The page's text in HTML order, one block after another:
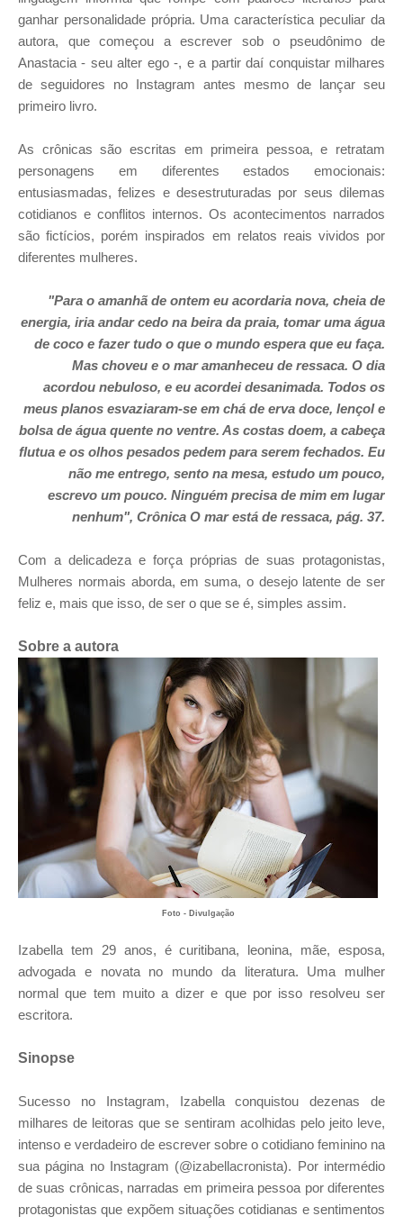
ganhar personalidade própria. Uma característica peculiar da
autora, que começou a escrever sob o pseudônimo de
Anastacia - seu alter ego -, e a partir daí conquistar milhares
de seguidores no Instagram antes mesmo de lançar seu
primeiro livro.
As crônicas são escritas em primeira pessoa, e retratam
personagens em diferentes estados emocionais:
entusiasmadas, felizes e desestruturadas por seus dilemas
cotidianos e conflitos internos. Os acontecimentos narrados
são fictícios, porém inspirados em relatos reais vividos por
diferentes mulheres.
"Para o amanhã de ontem eu acordaria nova, cheia de
energia, iria andar cedo na beira da praia, tomar uma água
de coco e fazer tudo o que o mundo espera que eu faça.
Mas choveu e o mar amanheceu de ressaca. O dia
acordou nebuloso, e eu acordei desanimada. Todos os
meus planos esvaziaram-se em chá de erva doce, lençol e
bolsa de água quente no ventre. As costas doem, a cabeça
flutua e os olhos pesados pedem para serem fechados. Eu
não me entrego, sento na mesa, estudo um pouco,
escrevo um pouco. Ninguém precisa de mim em lugar
nenhum", Crônica O mar está de ressaca, pág. 37.
Com a delicadeza e força próprias de suas protagonistas,
Mulheres normais aborda, em suma, o desejo latente de ser
feliz e, mais que isso, de ser o que se é, simples assim.
Sobre a autora
Foto - Divulgação
Izabella tem 29 anos, é curitibana, leonina, mãe, esposa,
advogada e novata no mundo da literatura. Uma mulher
normal que tem muito a dizer e que por isso resolveu ser
escritora.
Sinopse
Sucesso no Instagram, Izabella conquistou dezenas de
milhares de leitoras que se sentiram acolhidas pelo jeito leve,
intenso e verdadeiro de escrever sobre o cotidiano feminino na
sua página no Instagram (@izabellacronista). Por intermédio
de suas crônicas, narradas em primeira pessoa por diferentes
protagonistas que expõem situações cotidianas e sentimentos